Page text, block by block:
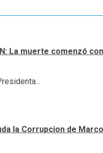
La muerte comenzó
la Corrupcion de